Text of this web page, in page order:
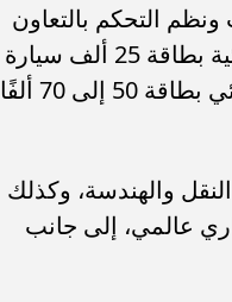
البطاريات ونظم التحكم بالتعاون
مع مؤسستين مصريتين، بالإضافة لمشروعات الإنتاج (سيارة سيدان كهربائية بطاقة 25 ألف سيارة
سنويا، وميكروباص كهربائي بطاقة 10 آلاف سيارة سنويًا، وتوك توك كهربائي بطاقة 50 إلى 70 ألفًا
والهندسة، وكذلك
عالمي، إلى جانب